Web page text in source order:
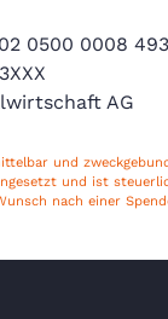
0500 0008
AG
und
und ist
nach einer